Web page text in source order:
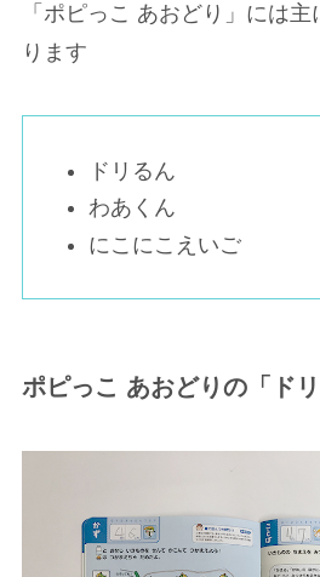
「ポピっこ あおどり」には
ります
ドリるん
わあくん
にこにこえいご
ポピっこ あおどりの「ドリ